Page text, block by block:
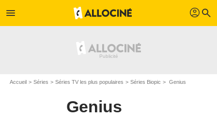
menu profil search
Accueil Séries Séries TV les plus populaires Séries Biopic Genius
Genius